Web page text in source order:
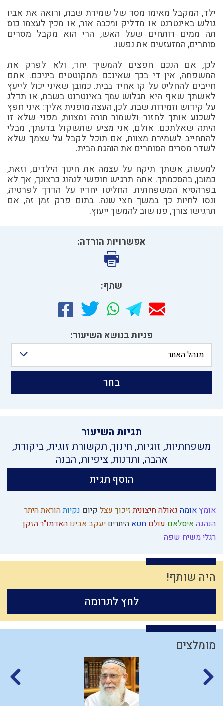
ילד, המקבל מאימו מסר של שמירת שבת, ורואה את אביו
גולש באינטרנט או מדליק ומכבה אור, או מכין לעצמו כוס
תה ממים רותחים שעל האש, הרי הוא מקבל מסרים
סותרים, המזעזעים את נפשו.
לכן, אם הנכם חפצים להמשיך יחד, ולא לפרק את
המשפחה, אין די בכך שאינכם מתקוטטים ביניכם. אתם
חייבים להחליט על קו אחיד בבית. כמובן שאיני יכול לייעץ
לאשתך שאף היא תגלוש עמך באינטרנט בשבת, או תדלג
על קידוש וזמירות שבת. לכן, העצה מופנית אליך: איני חפץ
לשכנע אותך לחזור ולשמור תורה ומצוות, מפני שלא זו
היתה שאלתכם. אולם, אני מציע שתשקול בדעתך, מבלי
להתחייב לשמירת מצוות, אם תוכל לקבל על עצמך שלא
לשדר מסרים הסותרים את הנהגת הבית.
למעשה, אשתך תיקח על עצמה את חינוך הילדים, וזאת,
כמובן, בהסכמתך. אתה תרגיש חופשי לנהוג כרצונך, אך לא
בפרהסיא המשפחתית. החליטו יחדיו על הדרך לפרטיה,
ונסו לחיות כך במשך חצי שנה. בתום פרק זמן זה, אם
תרגישו צורך, פנו שוב להמשך ייעוץ.
אומץאומה גאולה חיצוניתזיכוך עצל קיום נקיותהוראת היתר
הנהגהאיסלאם עולם חטא היתרים יעקב אבינוהאדמו"ר הזקן
רגלי משיח שפה
היה שותף!
לחץ לתרומה
אפשרויות הורדה:
שתף:
פניות בנושא השיעור:
מנהל האתר
בחר
תגיות השיעור
משפחתיות, זוגיות, חינוך, תקשורת זוגית,ביקורת,
אהבה, ותרנות,ציפיות, הבנה
הוסף תגית
מומלצים